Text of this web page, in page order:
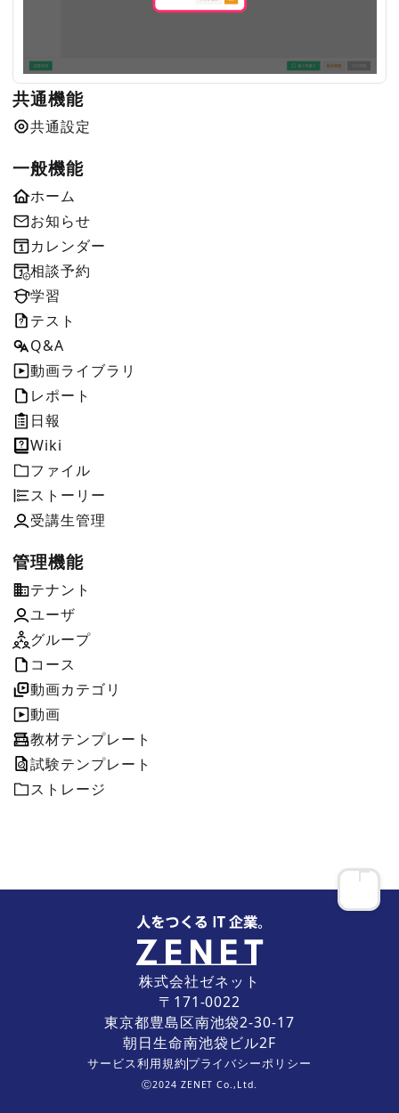
共通機能
共通設定
一般機能
ホーム
お知らせ
カレンダー
相談予約
学習
テスト
Q&A
動画ライブラリ
レポート
日報
Wiki
ファイル
ストーリー
受講生管理
管理機能
テナント
ユーザ
グループ
コース
動画カテゴリ
動画
教材テンプレート
試験テンプレート
ストレージ
株式会社ゼネット
〒171-0022
東京都豊島区南池袋2-30-17
朝日生命南池袋ビル2F
サービス利用規約プライバシーポリシー
Ⓒ2024 ZENET Co.,Ltd.